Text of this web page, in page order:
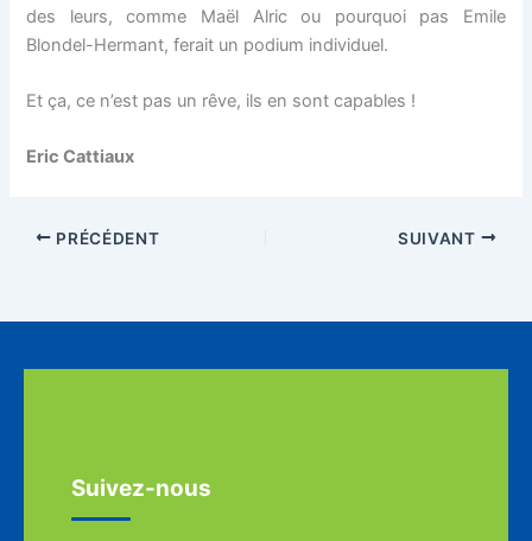
des leurs, comme Maël Alric ou pourquoi pas Emile
Blondel-Hermant, ferait un podium individuel.
Et ça, ce n’est pas un rêve, ils en sont capables !
Eric Cattiaux
PRÉCÉDENT SUIVANT
Suivez-nous